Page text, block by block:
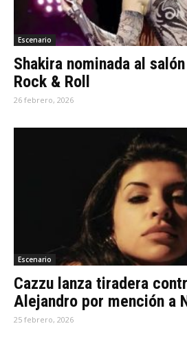
Escenario
Shakira nominada al
Rock & Roll
26 febrero, 2026
Escenario
Cazzu lanza tiradera
Alejandro por mención a
25 febrero, 2026